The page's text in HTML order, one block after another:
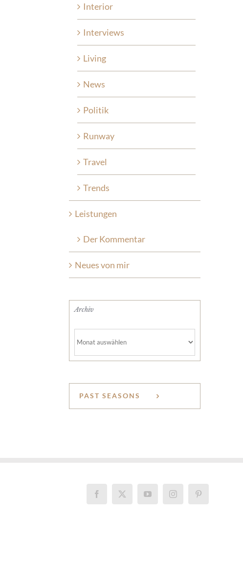
Interior
Interviews
Living
News
Politik
Runway
Travel
Trends
Leistungen
Der Kommentar
Neues von mir
Archiv
PAST SEASONS